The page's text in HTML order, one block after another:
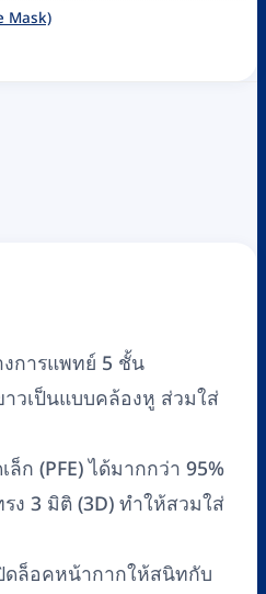
Mask)
การแพทย์ 5 ชั้น
วเป็นแบบคล้องหู ส่วมใส่
ก (PFE) ได้มากกว่า 95%
ง 3 มิติ (3D) ทำให้สวมใส่
ล็อคหน้ากากให้สนิทกับ